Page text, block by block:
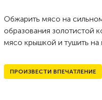
Обжарить мясо на
образования золотистой
мясо крышкой и тушить
ПРОИЗВЕСТИ ВПЕЧАТЛЕНИЕ